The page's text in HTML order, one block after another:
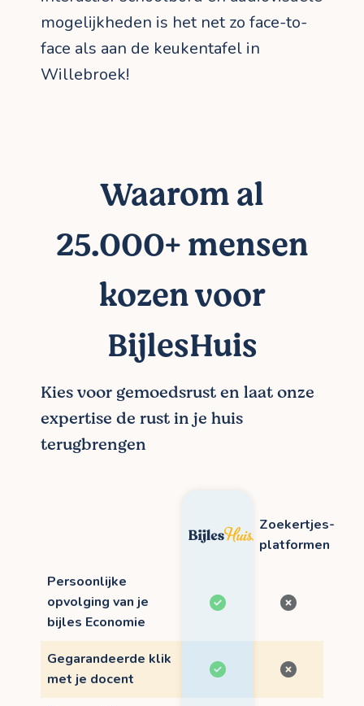
mogelijkheden is het net zo face-to-
face als aan de keukentafel in
Willebroek!
Waarom al
25.000+ mensen
kozen voor
BijlesHuis
Kies voor gemoedsrust en laat onze
expertise de rust in je huis
terugbrengen
Zoekertjes-
platformen
Persoonlijke
opvolging van je
bijles Economie
Gegarandeerde klik
met je docent